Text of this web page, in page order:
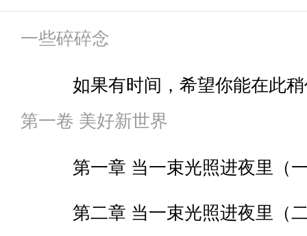
这是昴在崩溃边缘踱步，并努力
有适应，只是不再洪亮，变得沉
一些碎碎念
如果有时间，希望你能在此
第一卷 美好新世界
第一章 当一束光照进夜里（
第二章 当一束光照进夜里（